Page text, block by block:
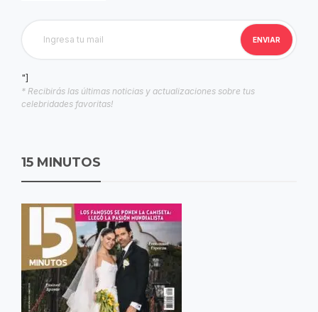
"]
* Recibirás las últimas noticias y actualizaciones sobre tus
celebridades favoritas!
15 MINUTOS